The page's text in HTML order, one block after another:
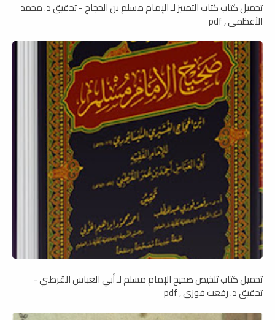
تحميل كتاب كتاب التمييز لـ الإمام مسلم بن الحجاج - تحقيق د. محمد
الأعظمى , pdf
تحميل كتاب تلخيص صحيح الإمام مسلم لـ أبي العباس القرطبي -
تحقيق د. رفعت فوزي , pdf